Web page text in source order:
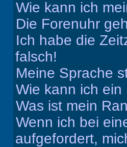
Wie kann ich
Die Forenuhr
Ich habe die
falsch!
Meine Sprache
Wie kann ich
Was ist mein
Wenn ich bei
aufgefordert,